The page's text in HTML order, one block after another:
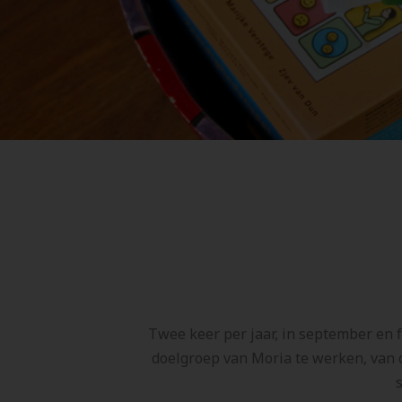
Twee keer per jaar, in september
doelgroep van Moria te werken,